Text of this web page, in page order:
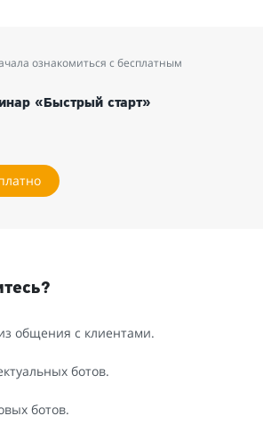
ознакомиться с бесплатным
«Быстрый старт»
общения с клиентами.
ботов.
ботов.